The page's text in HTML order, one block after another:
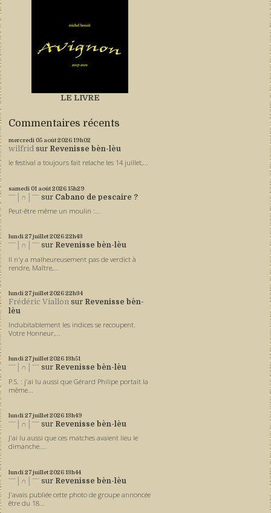
LE LIVRE
Commentaires récents
mercredi 05 août 202619h02
wilfrid sur Revenisse bèn-lèu
le festival a toujours fait relache les 14 juillet,...
samedi 01 août 202615h29
ˉˉˉ│∩│ˉˉˉ sur Cabano de pescaire ?
Peut-être même un moulin :...
lundi 27juillet 202622h43
ˉˉˉ│∩│ˉˉˉ sur Revenisse bèn-lèu
Il n'y a malheureusement pas de verdict à
rendre, Maître,...
lundi 27juillet 202622h34
Frédéric Viallon sur Revenisse bèn-
lèu
Indubitablement les indices se recoupent.
Votre Honneur,...
lundi 27juillet 202613h51
ˉˉˉ│∩│ˉˉˉ sur Revenisse bèn-lèu
P.S. : j'ai lu aussi que Gérard Philipe portait la
même...
lundi 27juillet 202613h49
ˉˉˉ│∩│ˉˉˉ sur Revenisse bèn-lèu
J'ai lu aussi que ces matches avaient lieu le
dimanche....
lundi 27juillet 202613h44
ˉˉˉ│∩│ˉˉˉ sur Revenisse bèn-lèu
J'avais publiée cette photo de groupe annoncée
être du 18...